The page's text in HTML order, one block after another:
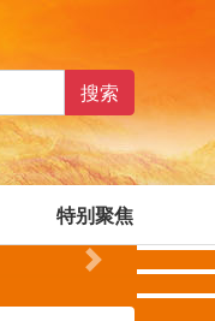
搜索
特别聚焦
Next